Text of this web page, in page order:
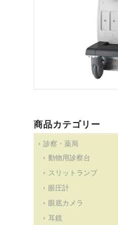
商品カテゴリー
診察・薬局
動物用診察台
スリットランプ
眼圧計
眼底カメラ
耳鏡